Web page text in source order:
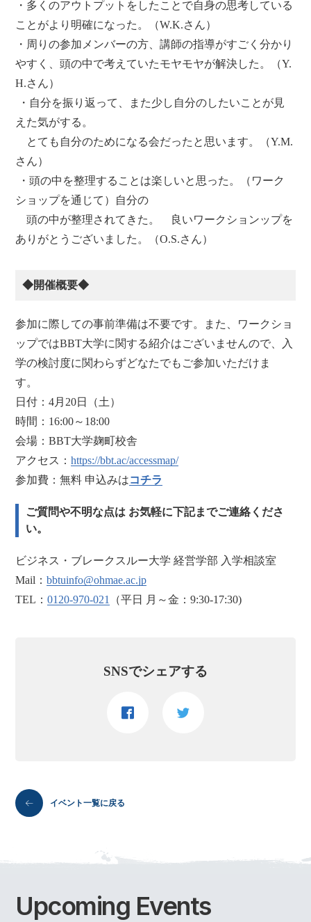
・多くのアウトプットをしたことで自身の思考している
ことがより明確になった。（W.K.さん）
・周りの参加メンバーの方、講師の指導がすごく分かり
やすく、頭の中で考えていたモヤモヤが解決した。（Y.
H.さん）
・自分を振り返って、また少し自分のしたいことが見
えた気がする。
とても自分のためになる会だったと思います。（Y.M.
さん）
・頭の中を整理することは楽しいと思った。（ワーク
ショップを通じて）自分の
頭の中が整理されてきた。 良いワークションップを
ありがとうございました。（O.S.さん）
◆開催概要◆
参加に際しての事前準備は不要です。また、ワークショ
ップではBBT大学に関する紹介はございませんので、入
学の検討度に関わらずどなたでもご参加いただけま
す。
日付：4月20日（土）
時間：16:00～18:00
会場：BBT大学麹町校舎
アクセス：https://bbt.ac/accessmap/
参加費：無料 申込みはコチラ
ご質問や不明な点は お気軽に下記までご連絡くださ
い。
ビジネス・ブレークスルー大学 経営学部 入学相談室
Mail：bbtuinfo@ohmae.ac.jp
TEL：0120-970-021 （平日 月～金：9:30-17:30)
SNSでシェアする
イベント一覧に戻る
Upcoming Events